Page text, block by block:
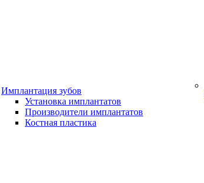
Имплантация зубов
Установка имплантатов
Производители имплантатов
Костная пластика